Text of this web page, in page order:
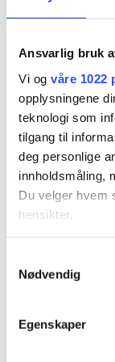
Ansvarlig bruk
Vi og våre 1022
opplysningene
teknologi som
tilgang til
deg personlige
innholdsmåling,
Du velger hvem
hensikter.
Innhente
Identifisere
Nødvendig
Egenskaper
«Ser